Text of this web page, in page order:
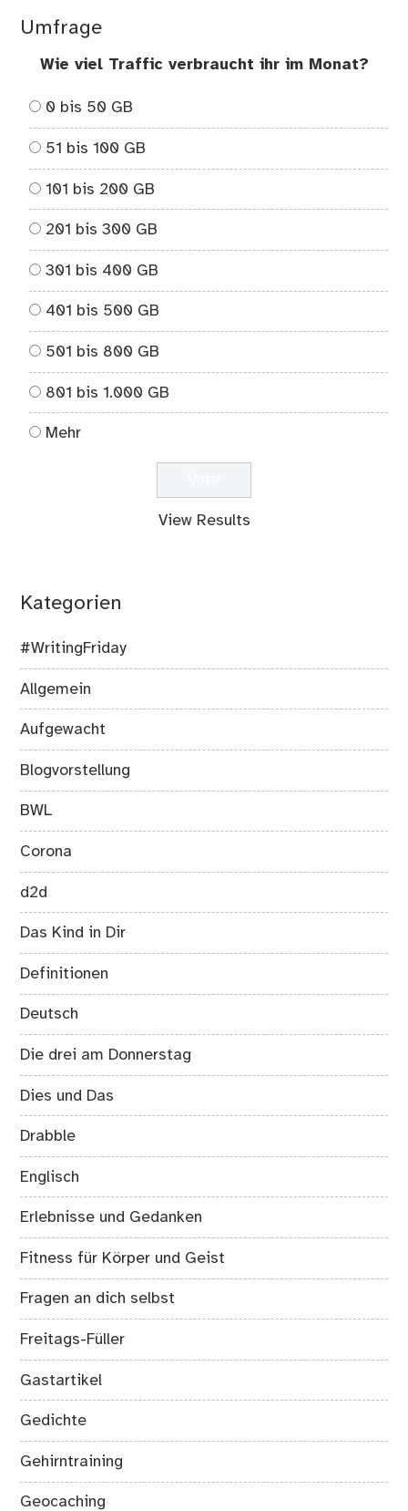
Umfrage
Wie viel Traffic verbraucht ihr im Monat?
0 bis 50 GB
51 bis 100 GB
101 bis 200 GB
201 bis 300 GB
301 bis 400 GB
401 bis 500 GB
501 bis 800 GB
801 bis 1.000 GB
Mehr
View Results
Kategorien
#WritingFriday
Allgemein
Aufgewacht
Blogvorstellung
BWL
Corona
d2d
Das Kind in Dir
Definitionen
Deutsch
Die drei am Donnerstag
Dies und Das
Drabble
Englisch
Erlebnisse und Gedanken
Fitness für Körper und Geist
Fragen an dich selbst
Freitags-Füller
Gastartikel
Gedichte
Gehirntraining
Geocaching